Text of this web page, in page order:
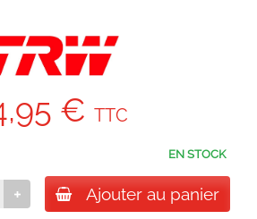
€ TTC
EN STOCK
Ajouter au panier